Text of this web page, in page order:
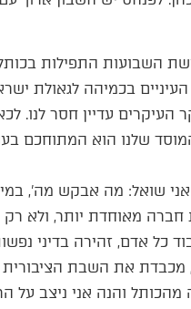
השבועות התפילות
בכמיהה לגאולת
עדיין חסר לנו.
שלנו הוא המתוחכם
שואל: מה אבקש מה’,
חברה מאוחדת יותר, ולא
כל אדם, זהירה בדיני
מכבדת את השבת
והנה אני ניצב על